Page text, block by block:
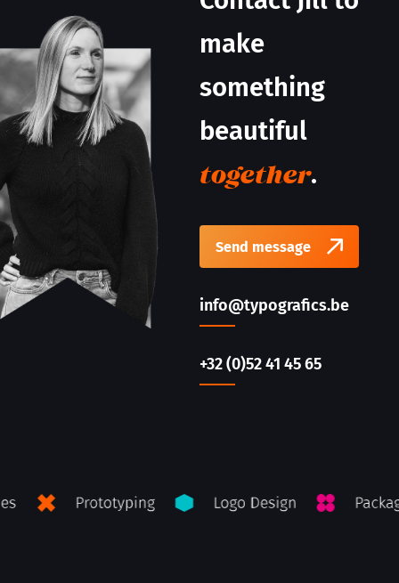
make
something
beautiful
together.
Send message
info@typografics.be
+32 (0)52 41 45 65